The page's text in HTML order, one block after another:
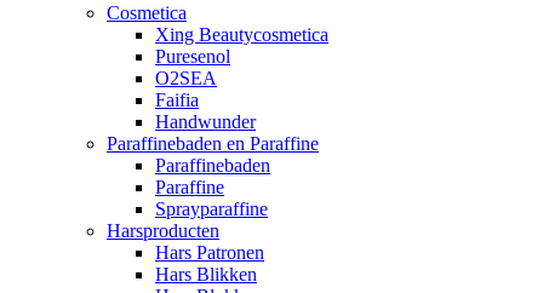
Cosmetica
Xing Beautycosmetica
Puresenol
O2SEA
Faifia
Handwunder
Paraffinebaden en Paraffine
Paraffinebaden
Paraffine
Sprayparaffine
Harsproducten
Hars Patronen
Hars Blikken